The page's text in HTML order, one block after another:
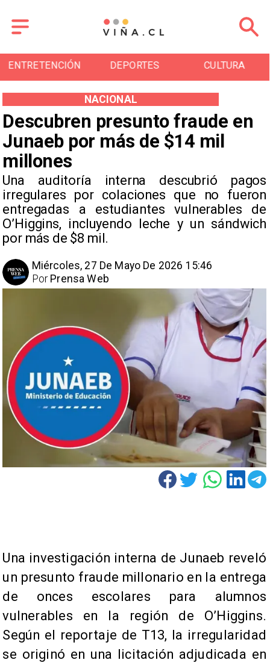
ENTRETENCIÓN DEPORTES CULTURA
Descubren presunto fraude en
Junaeb por más de $14 mil
millones
Una auditoría interna descubrió pagos
irregulares por colaciones que no fueron
entregadas a estudiantes vulnerables de
O’Higgins, incluyendo leche y un sándwich
por más de $8 mil.
NACIONAL
Miércoles, 27 De Mayo De 2026 15:46
Prensa Web
Por
Una investigación interna de Junaeb reveló
un presunto fraude millonario en la entrega
de onces escolares para alumnos
vulnerables en la región de O’Higgins.
Según el reportaje de T13, la irregularidad
se originó en una licitación adjudicada en